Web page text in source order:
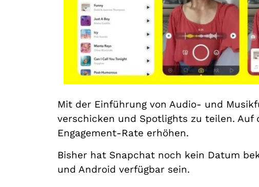
Mit der Einführung von Audio- und
verschicken und Spotlights zu teilen. Auf
Engagement-Rate erhöhen.
Bisher hat Snapchat noch kein Datum
und Android verfügbar sein.